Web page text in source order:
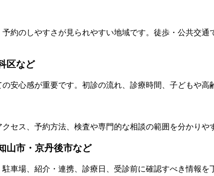
約のしやすさが見られやすい地域です。徒歩・公共交
区など
安心感が重要です。初診の流れ、診療時間、子どもや高
セス、予約方法、検査や専門的な相談の範囲を分かりや
山市・京丹後市など
車場、紹介・連携、診療日、受診前に確認すべき情報を